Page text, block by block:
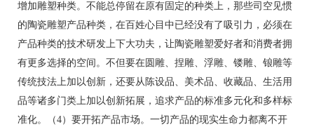
增加雕塑种类。不能总停留在原有固定的种类上，那些司空见惯
的陶瓷雕塑产品种类，在百姓心目中已经没有了吸引力，必须在
产品种类的技术研发上下大功夫，让陶瓷雕塑爱好者和消费者拥
有更多选择的空间。不但要在圆雕、捏雕、浮雕、镂雕、锒雕等
传统技法上加以创新，还要从陈设品、美术品、收藏品、生活用
品等诸多门类上加以创新拓展，追求产品的标准多元化和多样标
准化。（4）要开拓产品市场。一切产品的现实生命力都离不开